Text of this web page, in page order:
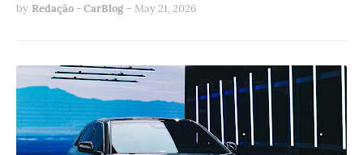
by Redação - CarBlog - May 21, 2026